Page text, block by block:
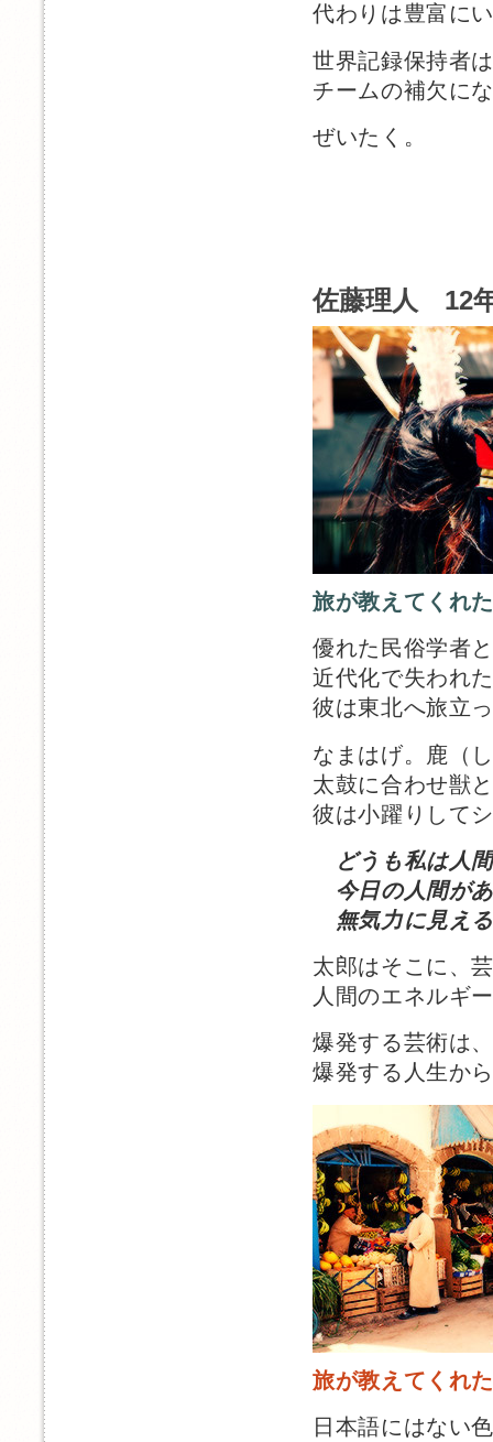
代わりは豊富に
世界記録保持者
チームの補欠に
ぜいたく。
佐藤理人 12
旅が教えてくれ
優れた民俗学者
近代化で失われ
彼は東北へ旅立
なまはげ。鹿（
太鼓に合わせ獣
彼は小躍りして
どうも私は人
今日の人間が
無気力に見え
太郎はそこに、
人間のエネルギ
爆発する芸術は
爆発する人生か
旅が教えてくれ
日本語にはない